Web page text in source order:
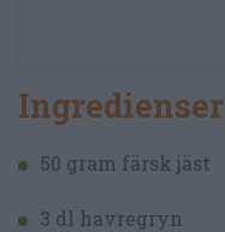
Ingredienser
50 gram färsk jäst
3 dl havregryn